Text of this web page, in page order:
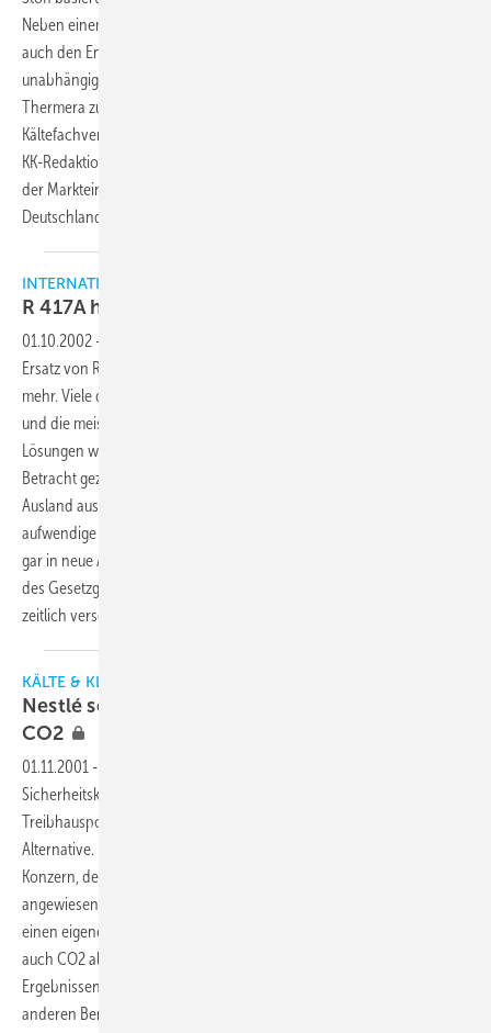
Neben einem wesentlichen Umweltvorteil verringert dieses Medium
auch den Energiekonsum., urteilte die fünfköpfige Jury aus
unabhängigen Experten der Kälte- und Klimaindustrie und nominierte
Thermera zum NVKL Cooltrophy 2003 des Niederländischen
Kältefachverbands. Anfang diesen Jahres interviewten die TGA- und
KK-Redaktion die Thermera-Verantwortlichen vor dem Hintergrund
der Markteinführung eines umweltfreundlichen Kälteträgers in
Deutschland.
INTERNATIONALES FORUM
R 417A hilft beim
01.10.2002 -
Ersatz von R 22 in den Kälteanlagen heute wahrscheinlich kein Thema
mehr. Viele der Anlagen wurden ersetzt, manche davon umgerüstet
und die meisten laufen mit dem HFKW R 404A. Auch alternative
Lösungen wie Kälteträger Ammoniak oder CO2 werden teilweise in
Betracht gezogen. Anders sieht es jedoch beim Einzelhandel und im
Ausland aus. Einerseits hat nicht jeder das Geld, technisch
aufwendige Umrüstungen von R 22 auf R 404A zu finanzieren oder
gar in neue Anlagen zu investieren. Andererseits ist der Druck seitens
des Gesetzgebers in anderen Ländern geringer oder zumindest
zeitlich verschoben.
KÄLTE & KLIMATECHNIK
Nestlé setzt auf NH3 und den Kälteträger
CO2
01.11.2001 -
Sicherheitskältemitteln aufgrund ihres Ozongefährdungsbzw.
Treibhauspotentials stellt viele Großkälteabnehmer vor die Frage der
Alternative. Hiervon betroffen ist auch der weltweit tätige Nestlé-
Konzern, denn zahlreiche Prozesse sind auf die Kältetechnik
angewiesen. Auf der Suche nach technischen Lösungen hat Nestlé
einen eigenen Kurs eingeschlagen, indem neben dem Kältemittel NH3
auch CO2 als Kälteträger eingesetzt wird. Dies mit vielversprechenden
Ergebnissen, die auch Argumente für den Einsatz von NH3/CO2 in
anderen Bereichen der Kältetechnik